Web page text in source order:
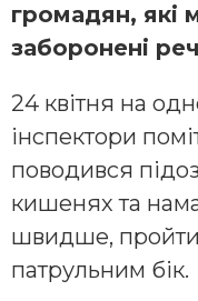
громадян, які
заборонені
24 квітня на
інспектори
поводився
кишенях та
швидше,
патрульним бік.